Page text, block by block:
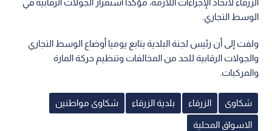
الزرقاء لاتخاذ الإجراءات اللازمة، مؤكدا استمرار الجولات الرقابية في
الوسط التجاري.
ولفت إلى أن رئيس لجنة البلدية يتابع يوميا أوضاع الوسط التجاري
والجولات الرقابية للحد من المخالفات وتنظيم حركة المارة
والمركبات.
شكاوى الزرقاء بلدية الزرقاء شكاوى مواطنين
الاسواق المحلية